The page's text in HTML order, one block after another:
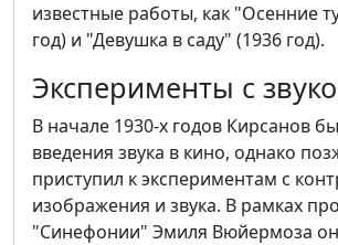
известные работы, как "Осенние
год) и "Девушка в саду" (1936 год).
Эксперименты с
В начале 1930-х годов Кирсанов
введения звука в кино, однако
приступил к экспериментам с
изображения и звука. В рамках
"Синефонии" Эмиля Вюйермоза он